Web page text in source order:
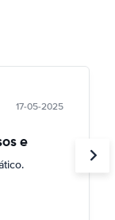
17-05-2025
e